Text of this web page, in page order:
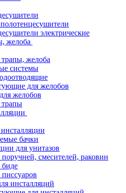
электрические
желоба
желоба
системы
для желобов
желобов
бачки
для унитазов
смесителей, раковин
инсталляций